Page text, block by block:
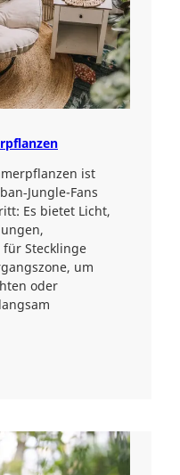
ist
Fans
Es bietet Licht,
Stecklinge
um
oder